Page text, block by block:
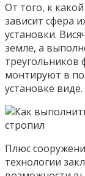
От того, к
зависит сфера
установки.
земле, а
монтируют в
установке виде.
Плюс
технологии